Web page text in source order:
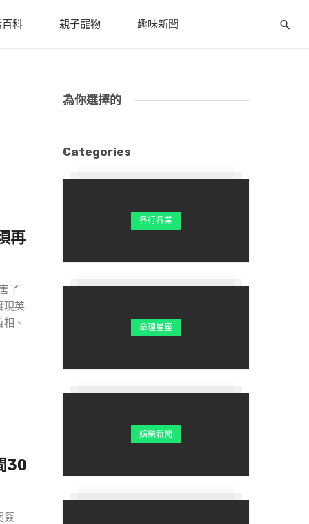
百科 親子寵物 趣味新聞
再
了
現英
。
30
簽
為你選擇的
Categories
各行各業
命理星座
娛樂新聞